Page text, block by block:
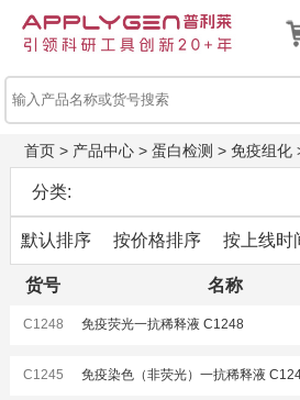
首页> 产品中心> 蛋白检测 > 免疫组化
分类:
默认排序 按价格排序 按上线时
货号 名称
C1248 免疫荧光一抗稀释液 C1248
C1245 免疫染色（非荧光）一抗稀释液